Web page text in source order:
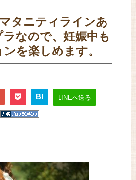
タニティラインあ
ラなので、妊娠中も
を楽しめます。
B! LINEへ送る